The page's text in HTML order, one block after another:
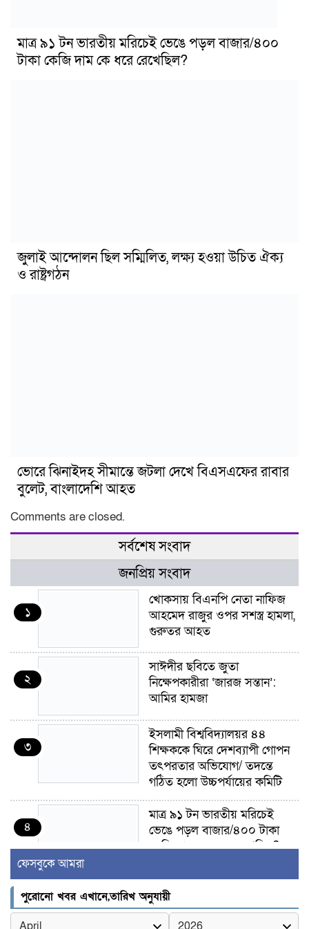
মাত্র ৯১ টন ভারতীয় মরিচেই ভেঙে পড়ল বাজার/৪০০
টাকা কেজি দাম কে ধরে রেখেছিল?
জুলাই আন্দোলন ছিল সম্মিলিত, লক্ষ্য হওয়া উচিত ঐক্য
ও রাষ্ট্রগঠন
ভোরে ঝিনাইদহ সীমান্তে জটলা দেখে বিএসএফের রাবার
বুলেট, বাংলাদেশি আহত
Comments are closed.
সর্বশেষ সংবাদ
জনপ্রিয় সংবাদ
১
খোকসায় বিএনপি নেতা নাফিজ
আহমেদ রাজুর ওপর সশস্ত্র হামলা,
গুরুতর আহত
২
সাঈদীর ছবিতে জুতা
নিক্ষেপকারীরা ‘জারজ সন্তান’:
আমির হামজা
৩
ইসলামী বিশ্ববিদ্যালয়র ৪৪
শিক্ষককে ঘিরে দেশব্যাপী গোপন
তৎপরতার অভিযোগ/ তদন্তে
গঠিত হলো উচ্চপর্যায়ের কমিটি
৪
মাত্র ৯১ টন ভারতীয় মরিচেই
ভেঙে পড়ল বাজার/৪০০ টাকা
কেজি দাম কে ধরে রেখেছিল?
৫
জুলাই আন্দোলন ছিল সম্মিলিত,
লক্ষ্য হওয়া উচিত ঐক্য ও
রাষ্ট্রগঠন
ফেসবুকে আমরা
পুরোনো খবর এখানে,তারিখ অনুযায়ী